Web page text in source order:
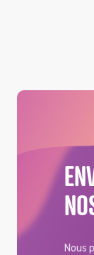
Nous